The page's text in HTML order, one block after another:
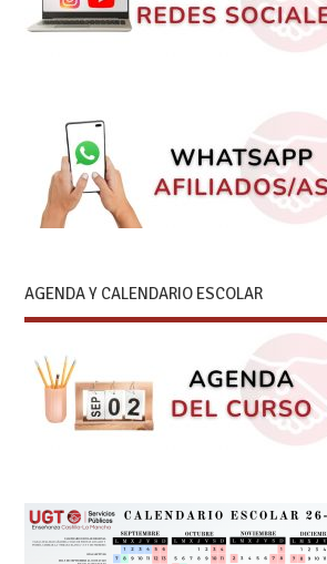
AGENDA Y CALENDARIO ESCOLAR